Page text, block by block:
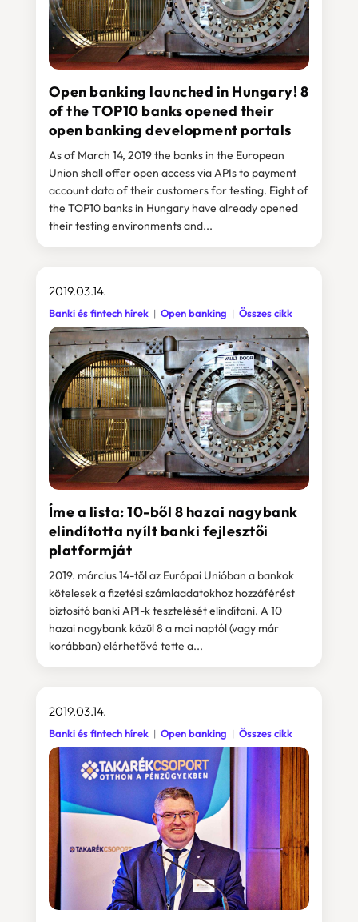
Open banking launched in Hungary! 8
of the TOP10 banks opened their
open banking development portals
As of March 14, 2019 the banks in the European
Union shall offer open access via APIs to payment
account data of their customers for testing. Eight of
the TOP10 banks in Hungary have already opened
their testing environments and...
Íme a lista: 10-ből 8 hazai nagybank
elindította nyílt banki fejlesztői
platformját
2019.03.14.
Banki és fintech hírek Open banking Összes cikk
2019. március 14-től az Európai Unióban a bankok
kötelesek a fizetési számlaadatokhoz hozzáférést
biztosító banki API-k tesztelését elindítani. A 10
hazai nagybank közül 8 a mai naptól (vagy már
korábban) elérhetővé tette a...
2019.03.14.
Banki és fintech hírek Open banking Összes cikk